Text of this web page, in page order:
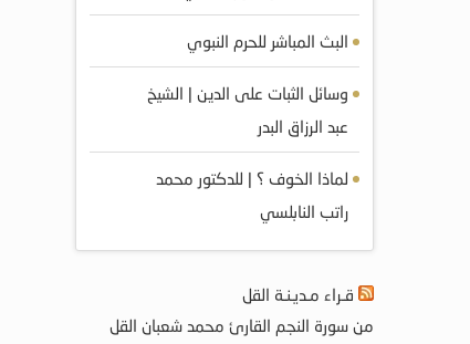
البث المباشر للحرم النبوي
وسائل الثبات على الدين | الشيخ
عبد الرزاق البدر
لماذا الخوف ؟ | للدكتور محمد
راتب النابلسي
قـراء مـديـنـة القل
من سورة النجم القارئ محمد شعبان القل